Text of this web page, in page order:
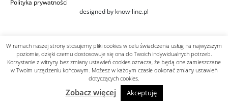
Polityka prywatności
designed by know-line.pl
W ramach naszej strony stosujemy pliki cookies w celu świadczenia usług na najwyższym
poziomie, dzięki czemu dostosowuje się ona do Twoich indywidualnych potrzeb.
Korzystanie z witryny bez zmiany ustawień cookies oznacza, że będą one zamieszczane
w Twoim urządzeniu końcowym. Możesz w każdym czasie dokonać zmiany ustawień
dotyczących cookies.
Zobacz więcej Akceptuję